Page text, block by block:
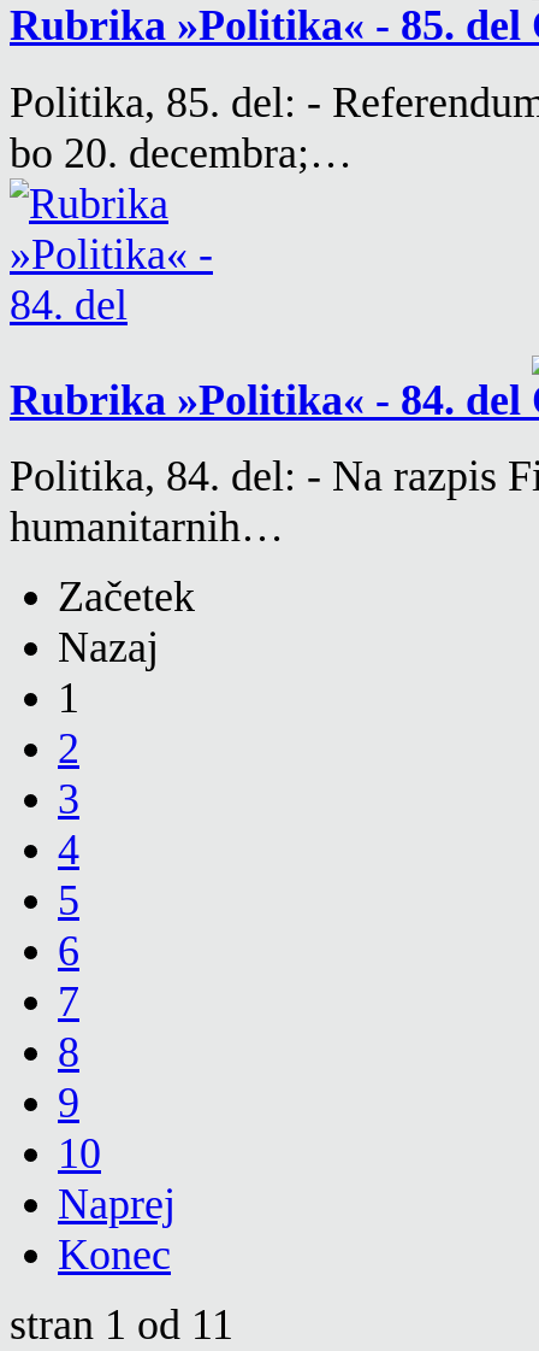
Rubrika »Politika« - 85. del
Politika, 85. del: -
bo 20. decembra;…
Rubrika »Politika« - 84. del
Politika, 84. del: - Na razpis
humanitarnih…
Začetek
Nazaj
1
2
3
4
5
6
7
8
9
10
Naprej
Konec
stran 1 od 11